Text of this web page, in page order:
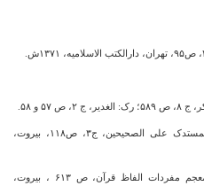
[۵] . حاکم نیشابوری، محمد بن عبدالله، المستدک علی الصحیحین، ج۳، ص۱۱۸، بیروت،
[۶] . راغب اصفهانی، حسین بن محمد، معجم مفردات الفاظ قرآن، ص ۶۱۳ ، بیروت،